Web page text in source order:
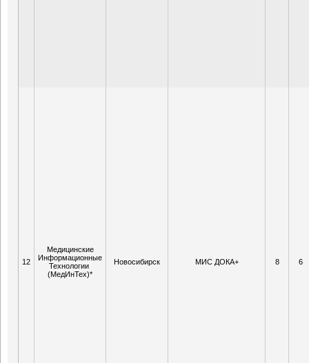
12
Медицинские
Информационные
Технологии
(МедИнТех)*
Новосибирск МИС ДОКА+ 8 6